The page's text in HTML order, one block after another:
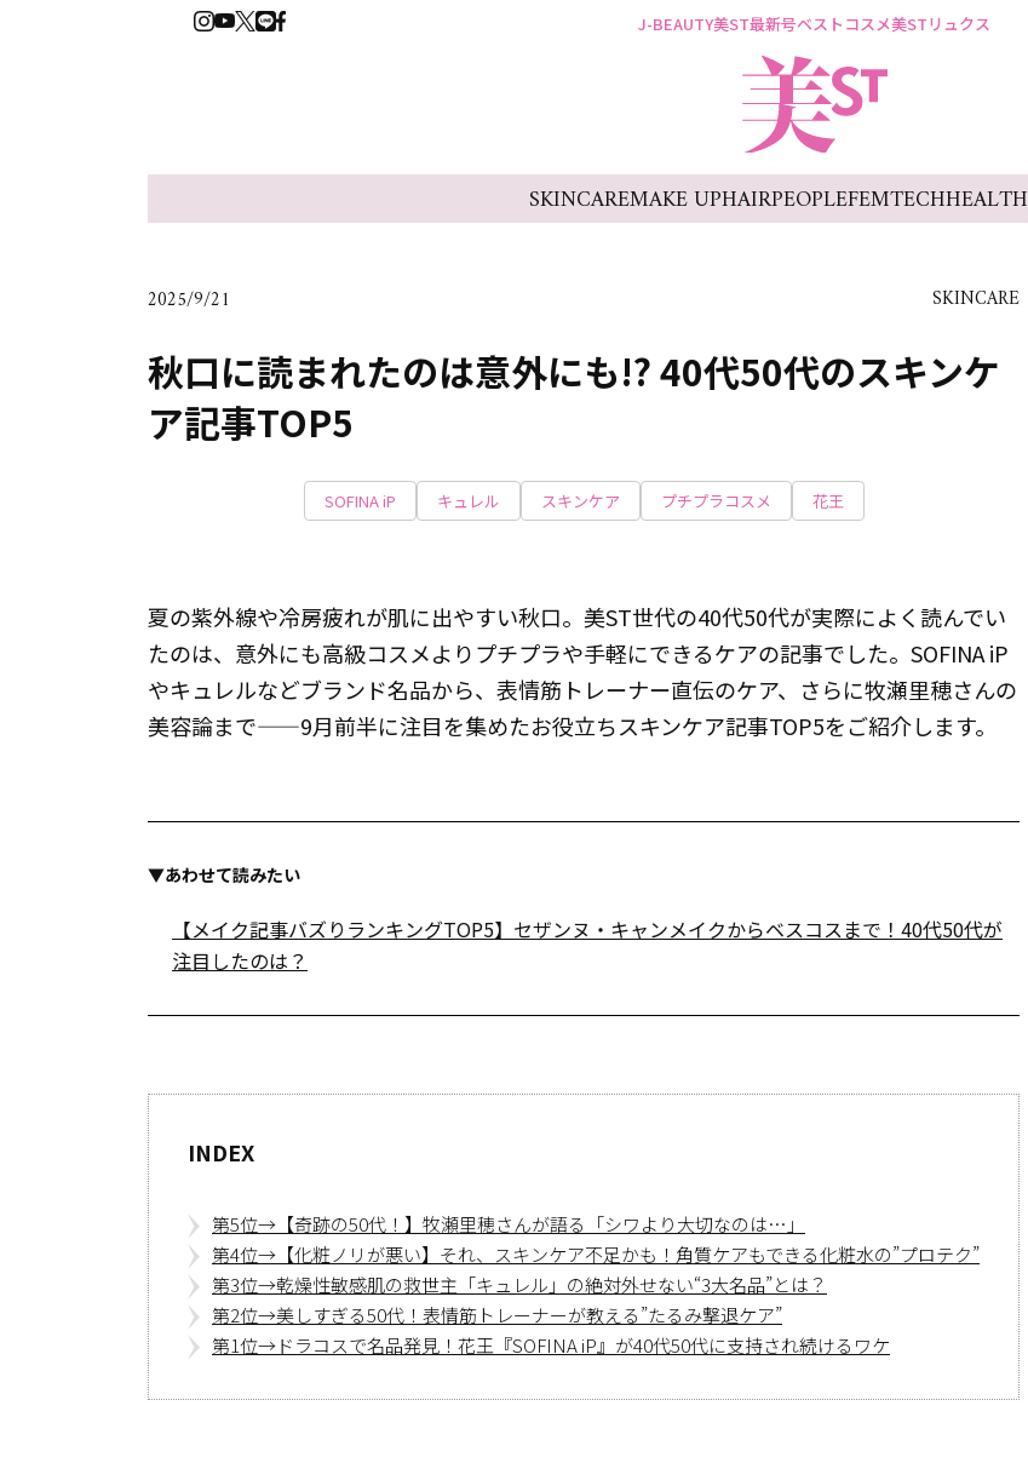
J-BEAUTY美ST最新号ベストコスメ美STリュクス
SKINCAREMAKE UPHAIRPEOPLEFEMTECHHEALTH
2025/9/21 SKINCARE
秋口に読まれたのは意外にも!? 40代50代のスキンケ
ア記事TOP5
SOFINA iP キュレル スキンケア プチプラコスメ 花王
夏の紫外線や冷房疲れが肌に出やすい秋口。美ST世代の40代50代が実際によく読んでい
たのは、意外にも高級コスメよりプチプラや手軽にできるケアの記事でした。SOFINA iP
やキュレルなどブランド名品から、表情筋トレーナー直伝のケア、さらに牧瀬里穂さんの
美容論まで——9月前半に注目を集めたお役立ちスキンケア記事TOP5をご紹介します。
▼あわせて読みたい
【メイク記事バズりランキングTOP5】セザンヌ・キャンメイクからベスコスまで！40代50代が
注目したのは？
INDEX
第5位→【奇跡の50代！】牧瀬里穂さんが語る「シワより大切なのは…」
第4位→【化粧ノリが悪い】それ、スキンケア不足かも！角質ケアもできる化粧水の”プロテク”
第3位→乾燥性敏感肌の救世主「キュレル」の絶対外せない“3大名品”とは？
第2位→美しすぎる50代！表情筋トレーナーが教える”たるみ撃退ケア”
第1位→ドラコスで名品発見！花王『SOFINA iP』が40代50代に支持され続けるワケ